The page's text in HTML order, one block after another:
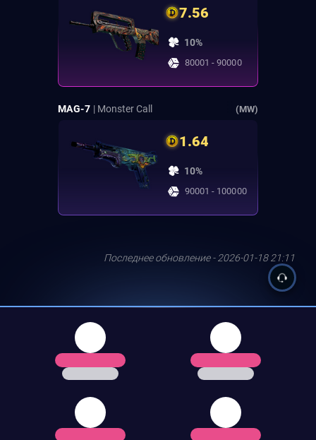
7.56
10%
80001 - 90000
MAG-7 | Monster Call (MW)
1.64
10%
90001 - 100000
Последнее обновление - 2026-01-18 21:11